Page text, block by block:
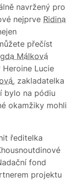
navržený pro
nejprve Ridina
přečíst
Málková
Lucie
, zakladatelka
bylo na pódiu
okamžiky mohli
ředitelka
fond
projektu